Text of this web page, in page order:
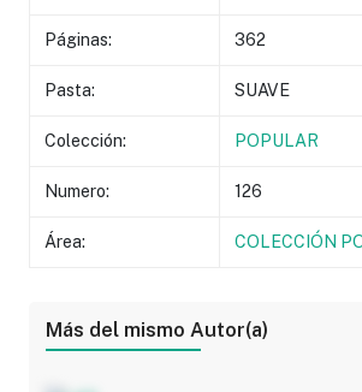
Páginas: 362
Pasta: SUAVE
Colección: POPULAR
Numero: 126
Área: COLECCIÓN
Más del mismo Autor(a)